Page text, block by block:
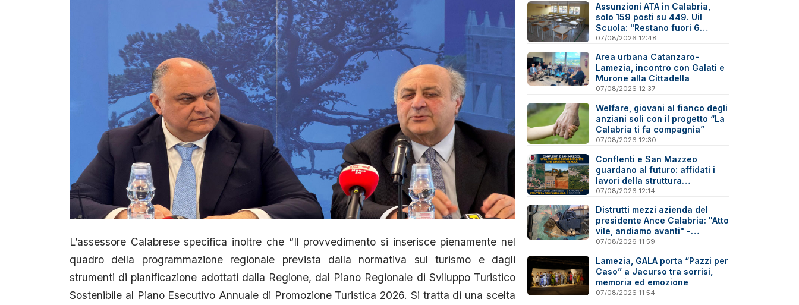
L’assessore Calabrese specifica inoltre che “Il provvedimento si inserisce pienamente nel
quadro della programmazione regionale prevista dalla normativa sul turismo e dagli
strumenti di pianificazione adottati dalla Regione, dal Piano Regionale di Sviluppo Turistico
Sostenibile al Piano Esecutivo Annuale di Promozione Turistica 2026. Si tratta di una scelta
Assunzioni ATA in Calabria,
solo 159 posti su 449. Uil
Scuola: "Restano fuori 6
precari su 10"
07/08/2026 12:48
Area urbana Catanzaro-
Lamezia, incontro con Galati e
Murone alla Cittadella
07/08/2026 12:37
Welfare, giovani al fianco degli
anziani soli con il progetto “La
Calabria ti fa compagnia”
07/08/2026 12:30
Conflenti e San Mazzeo
guardano al futuro: affidati i
lavori della struttura
polifunzionale
07/08/2026 12:14
Distrutti mezzi azienda del
presidente Ance Calabria: "Atto
vile, andiamo avanti" -
Reazioni
07/08/2026 11:59
Lamezia, GALA porta “Pazzi per
Caso” a Jacurso tra sorrisi,
memoria ed emozione
07/08/2026 11:54